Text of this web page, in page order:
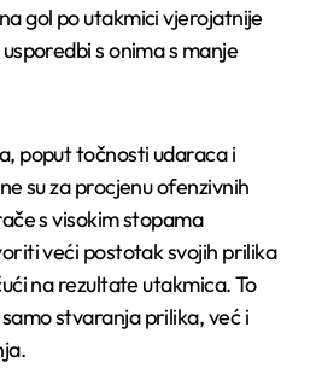
gol po utakmici vjerojatnije
s onima s manje
poput točnosti udaraca i
su za procjenu ofenzivnih
s visokim stopama
veći postotak svojih prilika
na rezultate utakmica. To
stvaranja prilika, već i